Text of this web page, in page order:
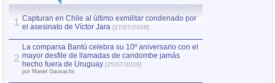
1 Capturan en Chile al último exmilitar condenado por
el asesinato de Víctor Jara [27/07/2026]
2
La comparsa Bantú celebra su 10º aniversario con el
mayor desfile de llamadas de candombe jamás
hecho fuera de Uruguay [25/07/2026]
por Manel Gausachs